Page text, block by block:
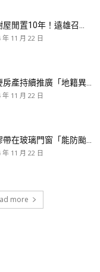
屋閒置10年！遠雄召...
年 11 月 22 日
房產持續推廣「地籍異...
年 11 月 22 日
帶在玻璃門窗「能防颱...
年 11 月 22 日
more